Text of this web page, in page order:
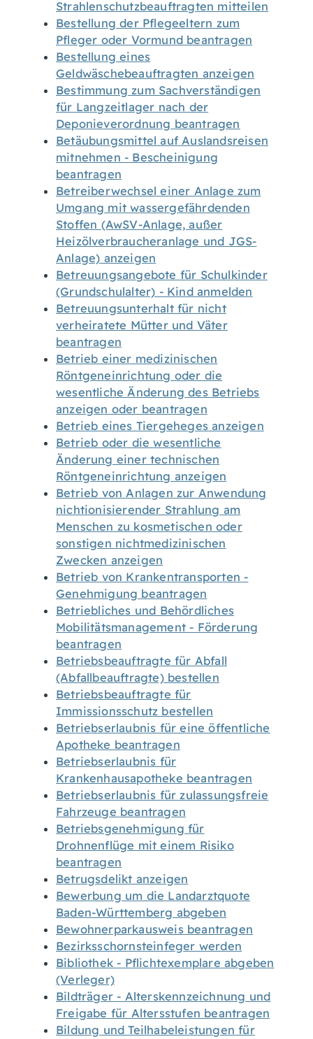
Strahlenschutzbeauftragten mitteilen
Bestellung der Pflegeeltern zum
Pfleger oder Vormund beantragen
Bestellung eines
Geldwäschebeauftragten anzeigen
Bestimmung zum Sachverständigen
für Langzeitlager nach der
Deponieverordnung beantragen
Betäubungsmittel auf Auslandsreisen
mitnehmen - Bescheinigung
beantragen
Betreiberwechsel einer Anlage zum
Umgang mit wassergefährdenden
Stoffen (AwSV-Anlage, außer
Heizölverbraucheranlage und JGS-
Anlage) anzeigen
Betreuungsangebote für Schulkinder
(Grundschulalter) - Kind anmelden
Betreuungsunterhalt für nicht
verheiratete Mütter und Väter
beantragen
Betrieb einer medizinischen
Röntgeneinrichtung oder die
wesentliche Änderung des Betriebs
anzeigen oder beantragen
Betrieb eines Tiergeheges anzeigen
Betrieb oder die wesentliche
Änderung einer technischen
Röntgeneinrichtung anzeigen
Betrieb von Anlagen zur Anwendung
nichtionisierender Strahlung am
Menschen zu kosmetischen oder
sonstigen nichtmedizinischen
Zwecken anzeigen
Betrieb von Krankentransporten -
Genehmigung beantragen
Betriebliches und Behördliches
Mobilitätsmanagement - Förderung
beantragen
Betriebsbeauftragte für Abfall
(Abfallbeauftragte) bestellen
Betriebsbeauftragte für
Immissionsschutz bestellen
Betriebserlaubnis für eine öffentliche
Apotheke beantragen
Betriebserlaubnis für
Krankenhausapotheke beantragen
Betriebserlaubnis für zulassungsfreie
Fahrzeuge beantragen
Betriebsgenehmigung für
Drohnenflüge mit einem Risiko
beantragen
Betrugsdelikt anzeigen
Bewerbung um die Landarztquote
Baden-Württemberg abgeben
Bewohnerparkausweis beantragen
Bezirksschornsteinfeger werden
Bibliothek - Pflichtexemplare abgeben
(Verleger)
Bildträger - Alterskennzeichnung und
Freigabe für Altersstufen beantragen
Bildung und Teilhabeleistungen für